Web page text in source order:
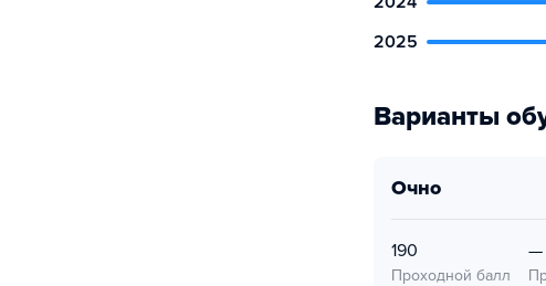
2025
Варианты
очно
190
Проходной балл
—